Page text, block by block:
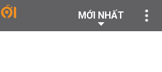
MỚI NHẤT